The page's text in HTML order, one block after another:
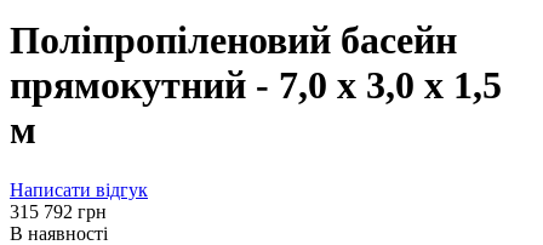
Поліпропіленовий басейн
прямокутний - 7,0 x 3,0 x 1,5
м
Написати відгук
‍315 792‍ грн
В наявності